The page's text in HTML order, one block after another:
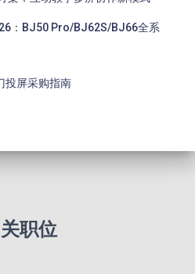
：BJ50 Pro/BJ62S/BJ66全系
投屏采购指南
职位